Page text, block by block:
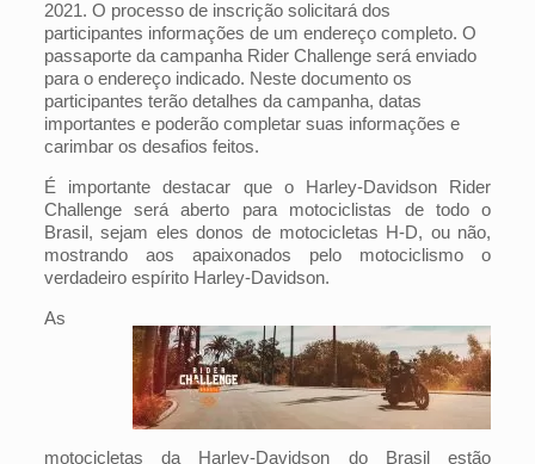
2021. O processo de inscrição solicitará dos
participantes informações de um endereço completo. O
passaporte da campanha Rider Challenge será enviado
para o endereço indicado. Neste documento os
participantes terão detalhes da campanha, datas
importantes e poderão completar suas informações e
carimbar os desafios feitos.
É importante destacar que o Harley-Davidson Rider
Challenge será aberto para motociclistas de todo o
Brasil, sejam eles donos de motocicletas H-D, ou não,
mostrando aos apaixonados pelo motociclismo o
verdadeiro espírito Harley-Davidson.
As
motocicletas da Harley-Davidson do Brasil estão